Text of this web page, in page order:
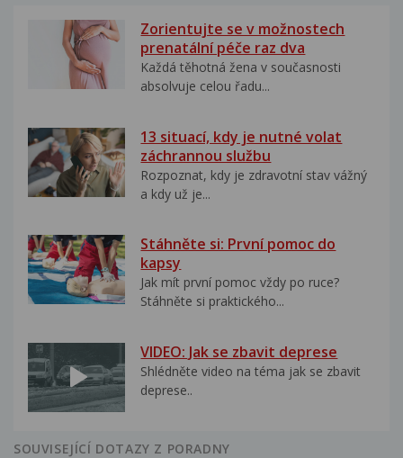
Zorientujte se v možnostech
prenatální péče raz dva
Každá těhotná žena v současnosti
absolvuje celou řadu...
13 situací, kdy je nutné volat
záchrannou službu
Rozpoznat, kdy je zdravotní stav vážný
a kdy už je...
Stáhněte si: První pomoc do
kapsy
Jak mít první pomoc vždy po ruce?
Stáhněte si praktického...
VIDEO: Jak se zbavit deprese
Shlédněte video na téma jak se zbavit
deprese..
SOUVISEJÍCÍ DOTAZY Z PORADNY